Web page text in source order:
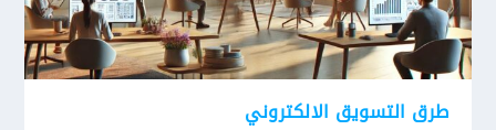
طرق التسويق الالكتروني